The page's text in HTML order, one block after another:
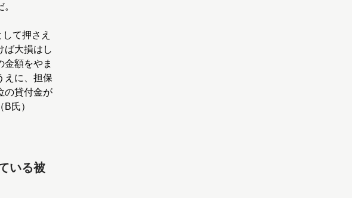
て押さえ
ば大損はし
金額をやま
えに、担保
の貸付金が
氏）
いる被